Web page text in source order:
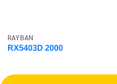
RAYBAN
RX5403D 2000